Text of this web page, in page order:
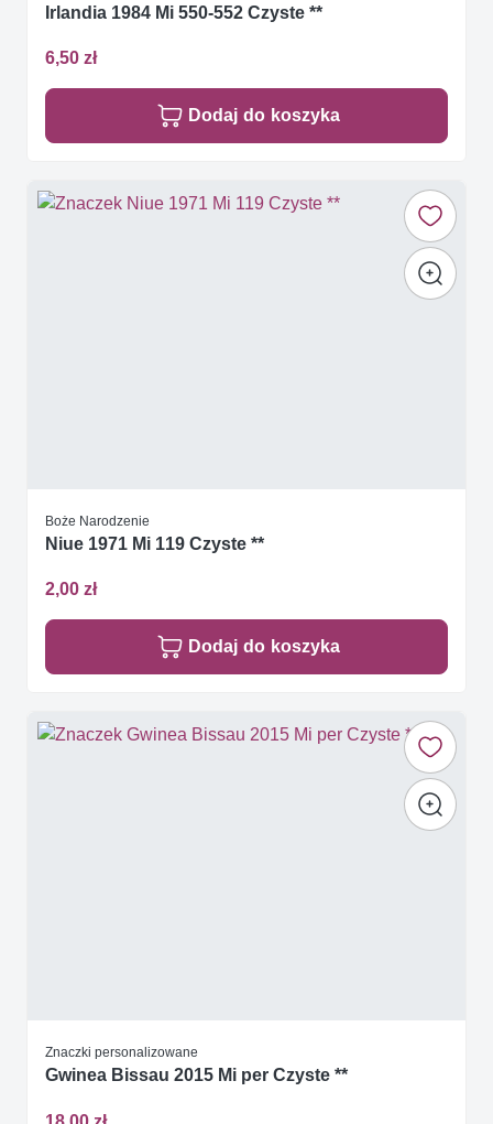
Irlandia 1984 Mi 550-552 Czyste **
6,50 zł
Dodaj do koszyka
Boże Narodzenie
Niue 1971 Mi 119 Czyste **
2,00 zł
Dodaj do koszyka
Znaczki personalizowane
Gwinea Bissau 2015 Mi per Czyste **